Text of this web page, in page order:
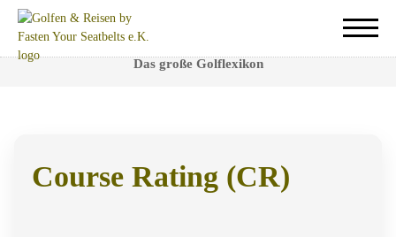
Course Rating (CR)
Das große Golflexikon
Course Rating (CR)